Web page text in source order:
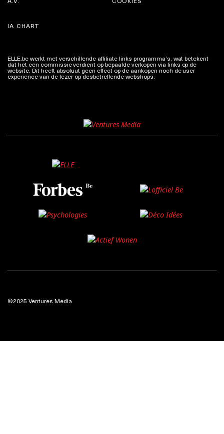
IA CHART
ELLE.be werkt met verschillende affiliate links programma’s, wat betekent
dat het een commissie verdient op bepaalde verkopen via links op de
website. Dit heeft absoluut geen effect op de aankopen noch de user
experience van de lezer op desbetreffende webshops.
©2025 Ventures Media